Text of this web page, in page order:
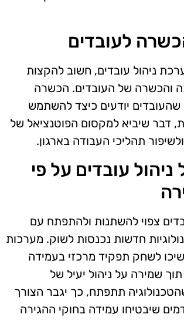
לעובדים
ניהול עובדים, חשוב להקצות
והכשרה של העובדים. הכשרה
יודעים כיצד להשתמש
דבר שיביא למקסום הפוטנציאל של
תהליכי העבודה בארגון.
עובדים על פי
צפוי להשתנות ולהתפתח עם
חדשות נכנסות לשוק. מערכות
לשחק תפקיד מרכזי בעמידה
שמירה על ניהול יעיל של
תתפתח, כך יגבר הצורך
שיבטיחו עמידה בחוקי ההגירה